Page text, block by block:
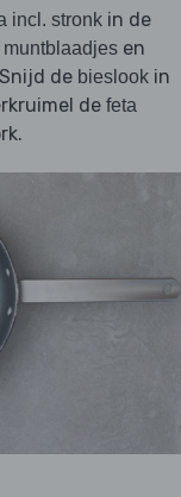
incl. stronk in de
muntblaadjes en
de bieslook in
de feta